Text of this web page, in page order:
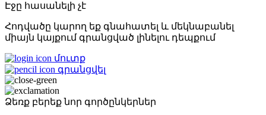
Էջը հասանելի չէ
Հոդվածը կարող եք գնահատել և մեկնաբանել
միայն կայքում գրանցված լինելու դեպքում
մուտք
գրանցվել
Ձեռք բերեք նոր գործընկերներ